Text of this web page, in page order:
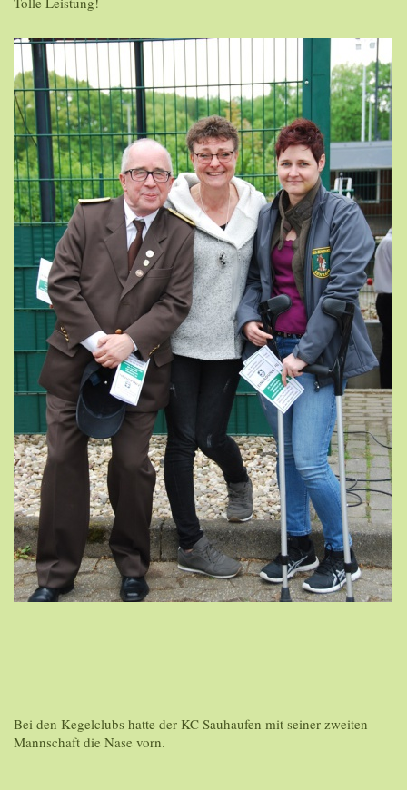
Bei den Kegelclubs hatte der KC Sauhaufen mit seiner zweiten
Mannschaft die Nase vorn.